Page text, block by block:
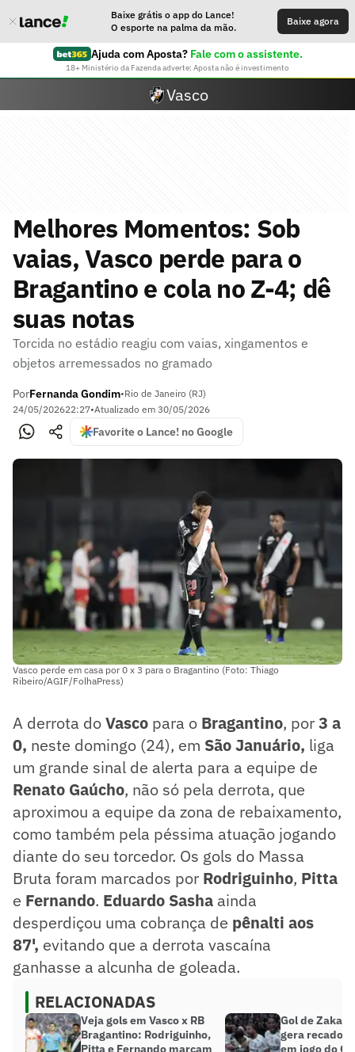
Baixe grátis o app do Lance!
O esporte na palma da mão.
Baixe agora
Ajuda com Aposta? Fale com o assistente.
18+ Ministério da Fazenda adverte: Aposta não é investimento
Vasco
Melhores Momentos: Sob
vaias, Vasco perde para o
Bragantino e cola no Z-4; dê
suas notas
Torcida no estádio reagiu com vaias, xingamentos e
objetos arremessados no gramado
PorFernanda Gondim•Rio de Janeiro (RJ)
24/05/202622:27•Atualizado em 30/05/2026
Favorite o Lance! no Google
Vasco perde em casa por 0 x 3 para o Bragantino (Foto: Thiago
Ribeiro/AGIF/FolhaPress)
A derrota doVasco para o Bragantino, por3 a
0, neste domingo (24), em São Januário, liga
um grande sinal de alerta para a equipe de
Renato Gaúcho, não só pela derrota, que
aproximou a equipe da zona de rebaixamento,
como também pela péssima atuação jogando
diante do seu torcedor. Os gols do Massa
Bruta foram marcados por Rodriguinho, Pitta
e Fernando. Eduardo Sasha ainda
desperdiçou uma cobrança de pênalti aos
87', evitando que a derrota vascaína
ganhasse a alcunha de goleada.
RELACIONADAS
Veja gols em Vasco x RB
Bragantino: Rodriguinho,
Pitta e Fernando marcam
Gol de
gera recado
em jogo do